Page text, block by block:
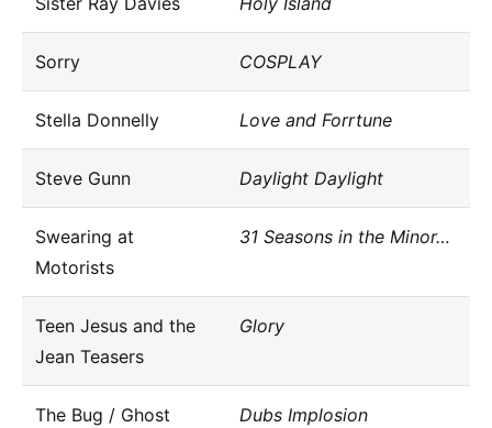
Sorry COSPLAY
Stella Donnelly Love and Forrtune
Steve Gunn Daylight Daylight
Swearing at
Motorists
31 Seasons in the Minor…
Teen Jesus and the
Jean Teasers
Glory
The Bug / Ghost Dubs Implosion